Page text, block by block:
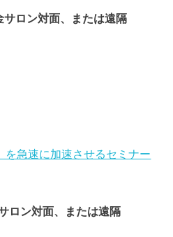
サロン対面、または遠隔
を急速に加速させるセミナー
ロン対面、または遠隔